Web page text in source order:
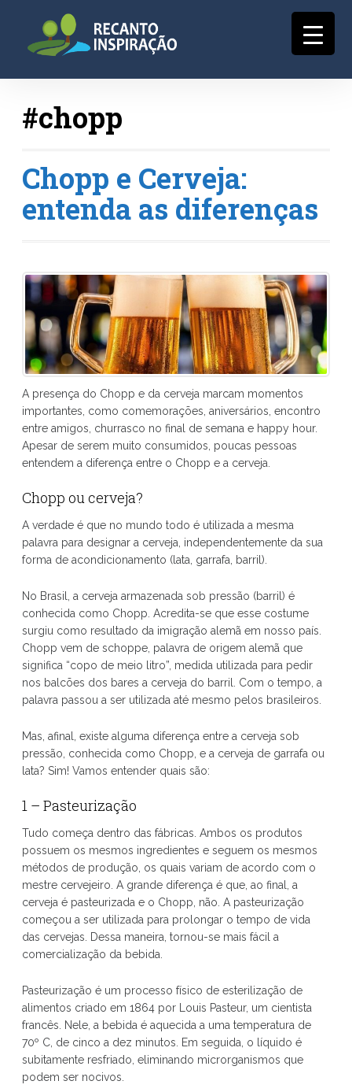
#chopp
Chopp e Cerveja:
entenda as diferenças
A presença do Chopp e da cerveja marcam momentos
importantes, como comemorações, aniversários, encontro
entre amigos, churrasco no final de semana e happy hour.
Apesar de serem muito consumidos, poucas pessoas
entendem a diferença entre o Chopp e a cerveja.
Chopp ou cerveja?
A verdade é que no mundo todo é utilizada a mesma
palavra para designar a cerveja, independentemente da sua
forma de acondicionamento (lata, garrafa, barril).
No Brasil, a cerveja armazenada sob pressão (barril) é
conhecida como Chopp. Acredita-se que esse costume
surgiu como resultado da imigração alemã em nosso país.
Chopp vem de schoppe, palavra de origem alemã que
significa “copo de meio litro”, medida utilizada para pedir
nos balcões dos bares a cerveja do barril. Com o tempo, a
palavra passou a ser utilizada até mesmo pelos brasileiros.
Mas, afinal, existe alguma diferença entre a cerveja sob
pressão, conhecida como Chopp, e a cerveja de garrafa ou
lata? Sim! Vamos entender quais são:
1 – Pasteurização
Tudo começa dentro das fábricas. Ambos os produtos
possuem os mesmos ingredientes e seguem os mesmos
métodos de produção, os quais variam de acordo com o
mestre cervejeiro. A grande diferença é que, ao final, a
cerveja é pasteurizada e o Chopp, não. A pasteurização
começou a ser utilizada para prolongar o tempo de vida
das cervejas. Dessa maneira, tornou-se mais fácil a
comercialização da bebida.
Pasteurização é um processo físico de esterilização de
alimentos criado em 1864 por Louis Pasteur, um cientista
francês. Nele, a bebida é aquecida a uma temperatura de
70º C, de cinco a dez minutos. Em seguida, o líquido é
subitamente resfriado, eliminando microrganismos que
podem ser nocivos.